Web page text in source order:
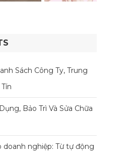
Sách Công Ty, Trung
Bảo Trì Và Sửa Chữa
doanh nghiệp: Từ tự động